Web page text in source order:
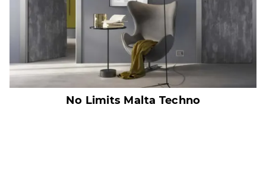
No Limits Malta Techno